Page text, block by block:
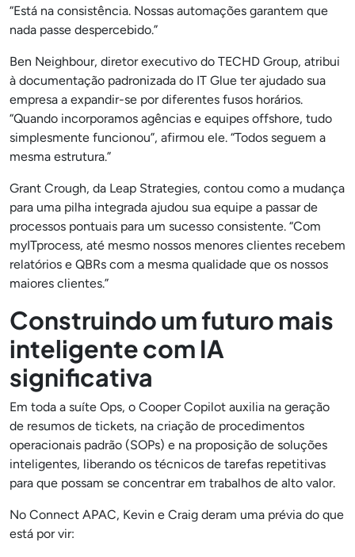
“Está na consistência. Nossas automações garantem que
nada passe despercebido.”
Ben Neighbour, diretor executivo do TECHD Group, atribui
à documentação padronizada do IT Glue ter ajudado sua
empresa a expandir-se por diferentes fusos horários.
“Quando incorporamos agências e equipes offshore, tudo
simplesmente funcionou”, afirmou ele. “Todos seguem a
mesma estrutura.”
Grant Crough, da Leap Strategies, contou como a mudança
para uma pilha integrada ajudou sua equipe a passar de
processos pontuais para um sucesso consistente. “Com
myITprocess, até mesmo nossos menores clientes recebem
relatórios e QBRs com a mesma qualidade que os nossos
maiores clientes.”
Construindo um futuro mais
inteligente com IA
significativa
Em toda a suíte Ops, o Cooper Copilot auxilia na geração
de resumos de tickets, na criação de procedimentos
operacionais padrão (SOPs) e na proposição de soluções
inteligentes, liberando os técnicos de tarefas repetitivas
para que possam se concentrar em trabalhos de alto valor.
No Connect APAC, Kevin e Craig deram uma prévia do que
está por vir: